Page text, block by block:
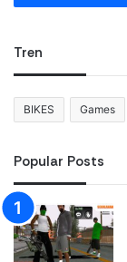
Tren
BIKES Games
Popular Posts